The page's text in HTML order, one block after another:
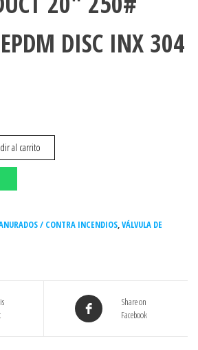
DISC INX 304
al carrito
/ CONTRA INCENDIOS,VÁLVULA DE
Share on
Facebook